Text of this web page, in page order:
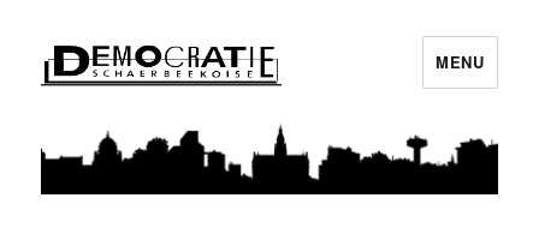
Démocratie Schaerbeekoise
MENU